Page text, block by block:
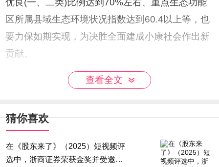
优良(一、二类)比例达到70%左右、重点生态功能
区所属县域生态环境状况指数达到60.4以上等，也
要力保如期实现，为决胜全面建成小康社会作出新
贡献。
生态环境部门将坚持统筹兼顾，做好全面落实
“六保”任务生态环保工作，进一步深化生态环境领
时间精准、区位精准、对象精准和措施精准。坚持
科学治污，做到科学决策、科学监管、科学治理，
切实提高环境治理的系统性和有效性。坚持依法治
查看全文
猜你喜欢
在《股东来了》（2025）短视频评
选中，浙商证券荣获金奖并受邀分